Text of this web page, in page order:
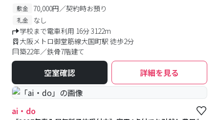
敷金 70,000円／契約時お預り
礼金
なし
学校まで電車利用 16分 3122m
大阪メトロ御堂筋線大国町駅 徒歩2分
築22年／鉄骨7階建て
空室確認 詳細を見る
ai・do